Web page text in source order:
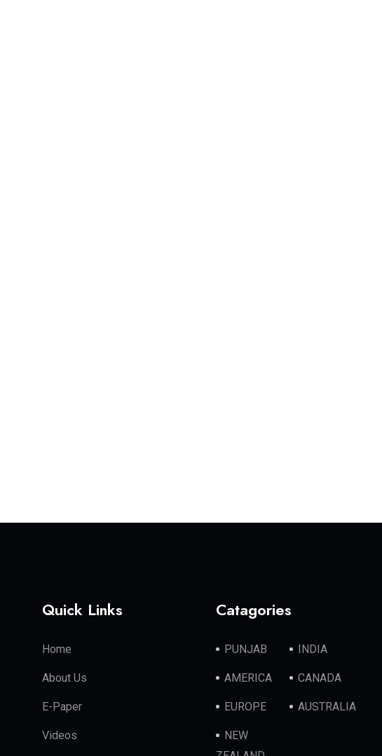
Quick Links
Home
About Us
E-Paper
Videos
Catagories
PUNJAB INDIA
AMERICA CANADA
EUROPE AUSTRALIA
NEW